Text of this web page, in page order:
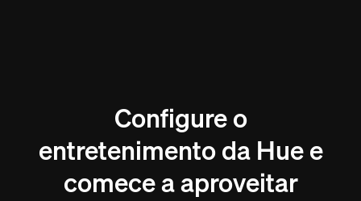
Configure o
entretenimento da Hue e
comece a aproveitar